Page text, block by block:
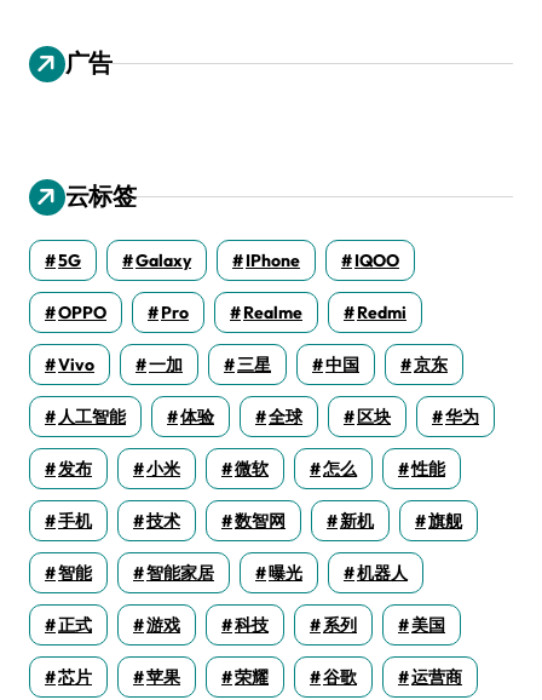
广告
云标签
5G Galaxy IPhone IQOO
OPPO Pro Realme Redmi
Vivo 一加 三星 中国 京东
人工智能 体验 全球 区块 华为
发布 小米 微软 怎么 性能
手机 技术 数智网 新机 旗舰
智能 智能家居 曝光 机器人
正式 游戏 科技 系列 美国
芯片 苹果 荣耀 谷歌 运营商